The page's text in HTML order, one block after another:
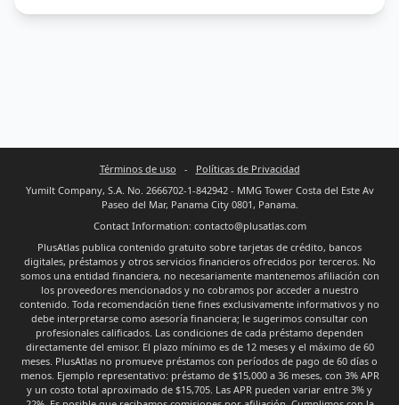
Términos de uso - Políticas de Privacidad
Yumilt Company, S.A. No. 2666702-1-842942 - MMG Tower Costa del Este Av
Paseo del Mar, Panama City 0801, Panama.
Contact Information: contacto@plusatlas.com
PlusAtlas publica contenido gratuito sobre tarjetas de crédito, bancos
digitales, préstamos y otros servicios financieros ofrecidos por terceros. No
somos una entidad financiera, no necesariamente mantenemos afiliación con
los proveedores mencionados y no cobramos por acceder a nuestro
contenido. Toda recomendación tiene fines exclusivamente informativos y no
debe interpretarse como asesoría financiera; le sugerimos consultar con
profesionales calificados. Las condiciones de cada préstamo dependen
directamente del emisor. El plazo mínimo es de 12 meses y el máximo de 60
meses. PlusAtlas no promueve préstamos con períodos de pago de 60 días o
menos. Ejemplo representativo: préstamo de $15,000 a 36 meses, con 3% APR
y un costo total aproximado de $15,705. Las APR pueden variar entre 3% y